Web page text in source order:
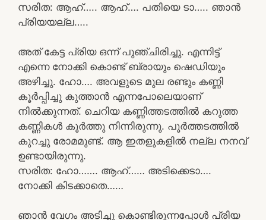
സരിത: ആഹ്….. ആഹ്…. പതിയെ ടാ….. ഞാൻ
പ്രിയയല്ല…..
അത് കേട്ട പ്രിയ ഒന്ന് പുഞ്ചിരിച്ചു. എന്നിട്ട്
എന്നെ നോക്കി കൊണ്ട് ബ്രായും ഷെഡിയും
അഴിച്ചു. ഹോ…. അവളുടെ മുല രണ്ടും കണ്ണി
കൂർപ്പിച്ചു കുത്താൻ എന്നപോലെയാണ്
നിൽക്കുന്നത്. ചെറിയ കണ്ണിത്തടത്തിൽ കറുത്ത
കണ്ണികൾ കൂർത്തു നിന്നിരുന്നു. പൂർത്തടത്തിൽ
കുറച്ചു രോമമുണ്ട്. ആ ഇതളുകളിൽ നല്ല നനവ്
ഉണ്ടായിരുന്നു.
സരിത: ഹോ……. ആഹ്…… അടിക്കെടാ….
നോക്കി കിടക്കാതെ……
ഞാൻ വേഗം അടിച്ചു കൊണ്ടിരുന്നപ്പോൾ പ്രിയ